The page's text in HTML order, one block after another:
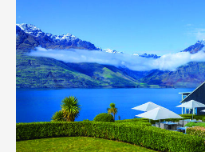
ヨーロッパの田舎（
名門・名物ホテルに
特別企画
グルメ
一都市滞在
お祭
絶景
日系航空会
世界遺産を訪れる
ななつ
TWILIGHT
美食・旬の味覚を味
アドベンチャーツー
キング
観光列車
島旅